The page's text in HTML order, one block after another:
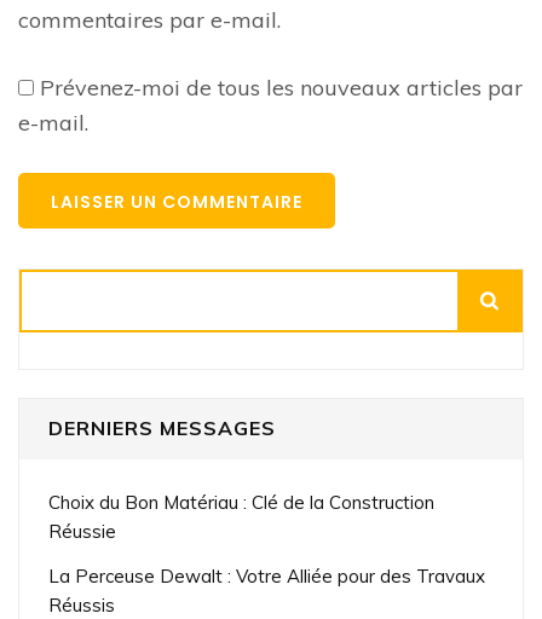
commentaires par e-mail.
Prévenez-moi de tous les nouveaux articles par
e-mail.
DERNIERS MESSAGES
Choix du Bon Matériau : Clé de la Construction
Réussie
La Perceuse Dewalt : Votre Alliée pour des Travaux
Réussis